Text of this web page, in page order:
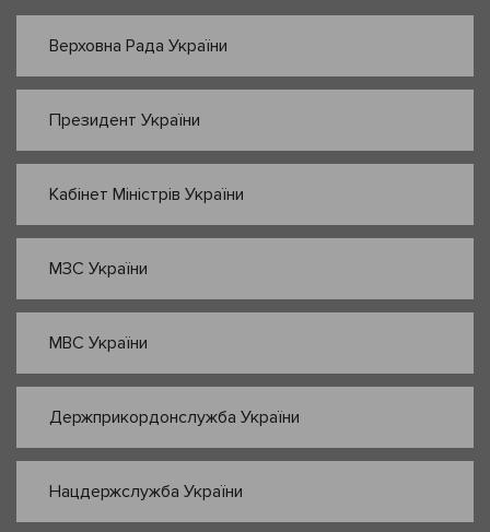
Верховна Рада України
Президент України
Кабінет Міністрів України
МЗС України
МВС України
Держприкордонслужба України
Нацдержслужба України